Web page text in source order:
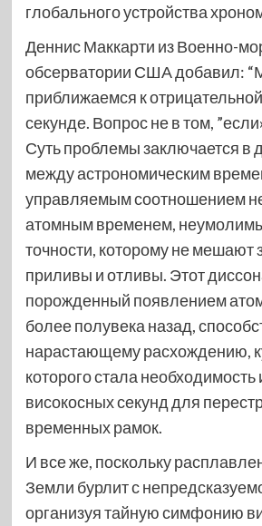
глобального устройства
Деннис Маккарти из Военно-
обсерватории США добавил:
приближаемся к
секунде. Вопрос не в том,
Суть проблемы заключается в
между астрономическим
управляемым соотношением
атомным временем,
точности, которому не мешают
приливы и отливы. Этот
порожденный появлением
более полувека назад,
нарастающему расхождению,
которого стала
високосных секунд для
временных рамок.
И все же, поскольку
Земли бурлит с
организуя тайную симфонию